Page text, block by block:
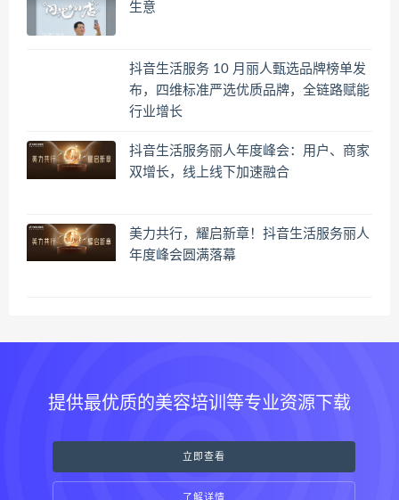
生意
抖音生活服务 10 月丽人甄选品牌榜单发
布，四维标准严选优质品牌，全链路赋能
行业增长
抖音生活服务丽人年度峰会：用户、商家
双增长，线上线下加速融合
美力共行，耀启新章！抖音生活服务丽人
年度峰会圆满落幕
提供最优质的美容培训等专业资源下载
立即查看
了解详情